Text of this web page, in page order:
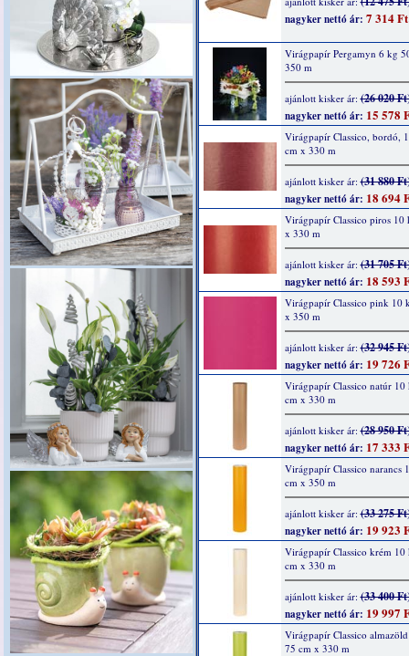
nagyker nettó ár: 7 314 Ft
Virágpapír Pergamyn 6 kg
350 m
ajánlott kisker ár:(26 020
nagyker nettó ár: 15 578
Virágpapír Classico, bordó,
cm x 330 m
ajánlott kisker ár:(31 880
nagyker nettó ár: 18 694
Virágpapír Classico piros 10
x 330 m
ajánlott kisker ár:(31 705
nagyker nettó ár: 18 593
Virágpapír Classico pink 10
x 350 m
ajánlott kisker ár:(32 945
nagyker nettó ár: 19 726
Virágpapír Classico natúr 10
cm x 330 m
ajánlott kisker ár:(28 950
nagyker nettó ár: 17 333
Virágpapír Classico narancs
cm x 350 m
ajánlott kisker ár:(33 275
nagyker nettó ár: 19 923
Virágpapír Classico krém 10
cm x 330 m
ajánlott kisker ár:(33 400
nagyker nettó ár: 19 997
Virágpapír Classico
75 cm x 330 m